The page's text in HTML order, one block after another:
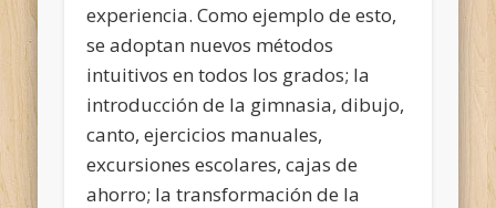
experiencia. Como ejemplo de esto,
se adoptan nuevos métodos
intuitivos en todos los grados; la
introducción de la gimnasia, dibujo,
canto, ejercicios manuales,
excursiones escolares, cajas de
ahorro; la transformación de la